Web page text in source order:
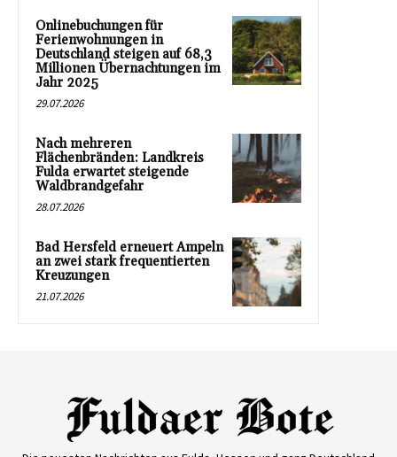
Onlinebuchungen für
Ferienwohnungen in
Deutschland steigen auf 68,3
Millionen Übernachtungen im
Jahr 2025
29.07.2026
Nach mehreren
Flächenbränden: Landkreis
Fulda erwartet steigende
Waldbrandgefahr
28.07.2026
Bad Hersfeld erneuert Ampeln
an zwei stark frequentierten
Kreuzungen
21.07.2026